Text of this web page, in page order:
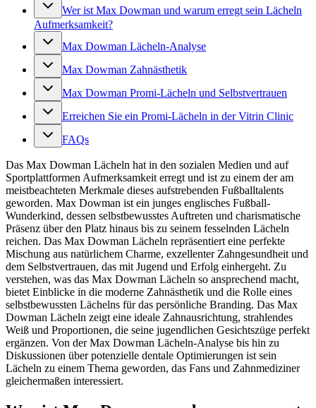
Wer ist Max Dowman und warum erregt sein Lächeln
Aufmerksamkeit?
Max Dowman Lächeln-Analyse
Max Dowman Zahnästhetik
Max Dowman Promi-Lächeln und Selbstvertrauen
Erreichen Sie ein Promi-Lächeln in der Vitrin Clinic
FAQs
Das Max Dowman Lächeln hat in den sozialen Medien und auf
Sportplattformen Aufmerksamkeit erregt und ist zu einem der am
meistbeachteten Merkmale dieses aufstrebenden Fußballtalents
geworden. Max Dowman ist ein junges englisches Fußball-
Wunderkind, dessen selbstbewusstes Auftreten und charismatische
Präsenz über den Platz hinaus bis zu seinem fesselnden Lächeln
reichen. Das Max Dowman Lächeln repräsentiert eine perfekte
Mischung aus natürlichem Charme, exzellenter Zahngesundheit und
dem Selbstvertrauen, das mit Jugend und Erfolg einhergeht. Zu
verstehen, was das Max Dowman Lächeln so ansprechend macht,
bietet Einblicke in die moderne Zahnästhetik und die Rolle eines
selbstbewussten Lächelns für das persönliche Branding. Das Max
Dowman Lächeln zeigt eine ideale Zahnausrichtung, strahlendes
Weiß und Proportionen, die seine jugendlichen Gesichtszüge perfekt
ergänzen. Von der Max Dowman Lächeln-Analyse bis hin zu
Diskussionen über potenzielle dentale Optimierungen ist sein
Lächeln zu einem Thema geworden, das Fans und Zahnmediziner
gleichermaßen interessiert.